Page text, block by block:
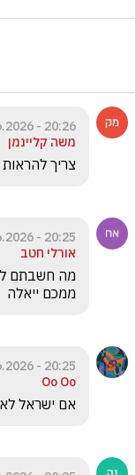
20:26 - 07.06.2026
משה קליינמן
צריך
20:25 - 07.06.2026
אורלי חטב
ממכם ייאלה
20:25 - 07.06.2026
Oo Oo
אם ישראל